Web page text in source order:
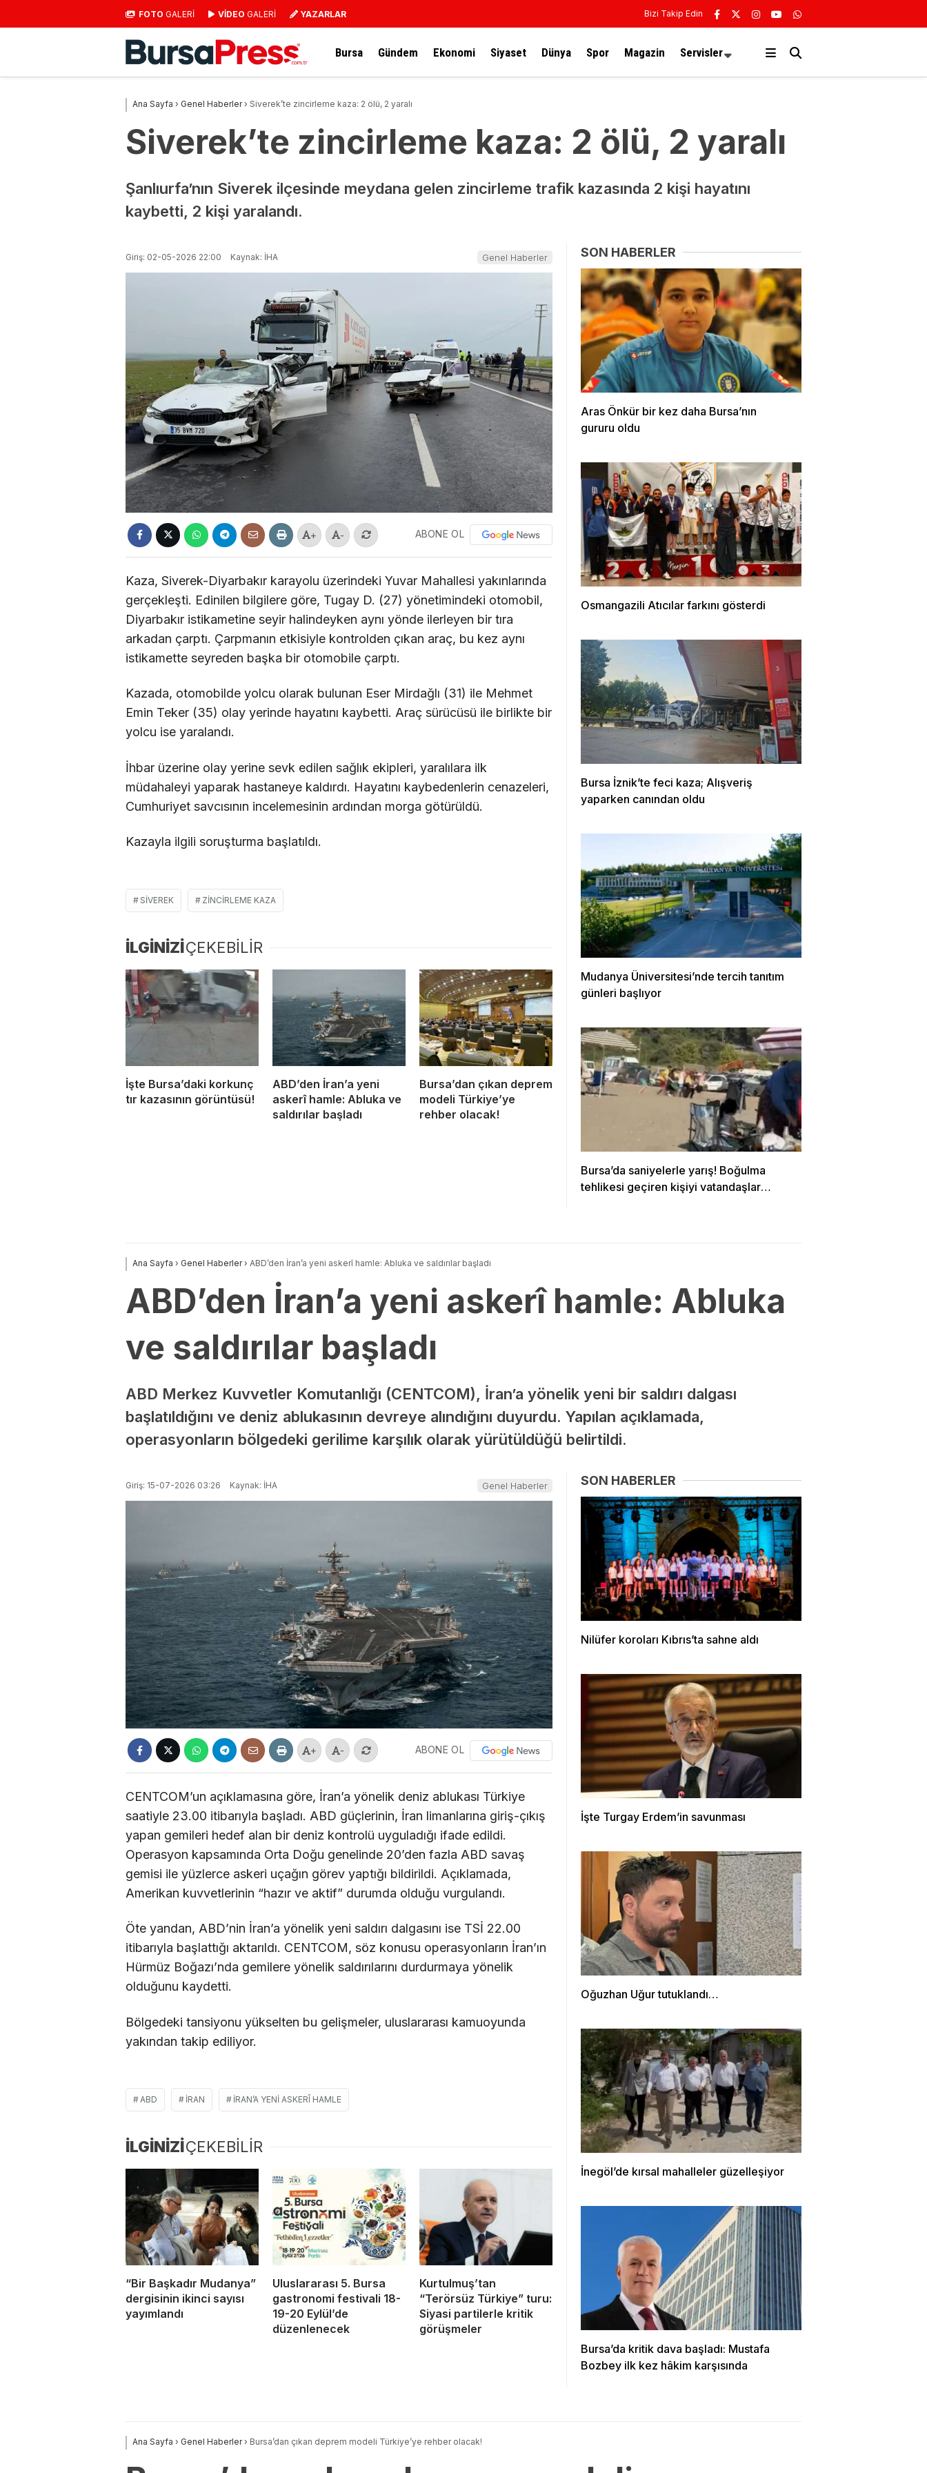
FOTO GALERİ VİDEO GALERİ YAZARLAR Bizi Takip Edin
Bursa Gündem Ekonomi Siyaset Dünya Spor Magazin Servisler
Ana Sayfa › Genel Haberler› Siverek’te zincirleme kaza: 2 ölü, 2 yaralı
Siverek’te zincirleme kaza: 2 ölü, 2 yaralı
Şanlıurfa’nın Siverek ilçesinde meydana gelen zincirleme trafik kazasında 2 kişi hayatını
kaybetti, 2 kişi yaralandı.
Giriş: 02-05-2026 22:00 Kaynak: İHA Genel Haberler
+ - ABONE OL
Kaza, Siverek-Diyarbakır karayolu üzerindeki Yuvar Mahallesi yakınlarında
gerçekleşti. Edinilen bilgilere göre, Tugay D. (27) yönetimindeki otomobil,
Diyarbakır istikametine seyir halindeyken aynı yönde ilerleyen bir tıra
arkadan çarptı. Çarpmanın etkisiyle kontrolden çıkan araç, bu kez aynı
istikamette seyreden başka bir otomobile çarptı.
Kazada, otomobilde yolcu olarak bulunan Eser Mirdağlı (31) ile Mehmet
Emin Teker (35) olay yerinde hayatını kaybetti. Araç sürücüsü ile birlikte bir
yolcu ise yaralandı.
İhbar üzerine olay yerine sevk edilen sağlık ekipleri, yaralılara ilk
müdahaleyi yaparak hastaneye kaldırdı. Hayatını kaybedenlerin cenazeleri,
Cumhuriyet savcısının incelemesinin ardından morga götürüldü.
Kazayla ilgili soruşturma başlatıldı.
SIVEREK ZINCIRLEME KAZA
İLGİNİZİÇEKEBİLİR
İşte Bursa’daki korkunç
tır kazasının görüntüsü!
ABD’den İran’a yeni
askerî hamle: Abluka ve
saldırılar başladı
Bursa’dan çıkan deprem
modeli Türkiye’ye
rehber olacak!
SON HABERLER
Aras Önkür bir kez daha Bursa’nın
gururu oldu
Osmangazili Atıcılar farkını gösterdi
Bursa İznik’te feci kaza; Alışveriş
yaparken canından oldu
Mudanya Üniversitesi’nde tercih tanıtım
günleri başlıyor
Bursa’da saniyelerle yarış! Boğulma
tehlikesi geçiren kişiyi vatandaşlar
Ana Sayfa › Genel Haberler› ABD’den İran’a yeni askerî hamle: Abluka ve saldırılar başladı
ABD’den İran’a yeni askerî hamle: Abluka
ve saldırılar başladı
ABD Merkez Kuvvetler Komutanlığı (CENTCOM), İran’a yönelik yeni bir saldırı dalgası
başlatıldığını ve deniz ablukasının devreye alındığını duyurdu. Yapılan açıklamada,
operasyonların bölgedeki gerilime karşılık olarak yürütüldüğü belirtildi.
Giriş: 15-07-2026 03:26 Kaynak: İHA Genel Haberler
+ - ABONE OL
CENTCOM’un açıklamasına göre, İran’a yönelik deniz ablukası Türkiye
saatiyle 23.00 itibarıyla başladı. ABD güçlerinin, İran limanlarına giriş-çıkış
yapan gemileri hedef alan bir deniz kontrolü uyguladığı ifade edildi.
Operasyon kapsamında Orta Doğu genelinde 20’den fazla ABD savaş
gemisi ile yüzlerce askeri uçağın görev yaptığı bildirildi. Açıklamada,
Amerikan kuvvetlerinin “hazır ve aktif” durumda olduğu vurgulandı.
Öte yandan, ABD’nin İran’a yönelik yeni saldırı dalgasını ise TSİ 22.00
itibarıyla başlattığı aktarıldı. CENTCOM, söz konusu operasyonların İran’ın
Hürmüz Boğazı’nda gemilere yönelik saldırılarını durdurmaya yönelik
olduğunu kaydetti.
Bölgedeki tansiyonu yükselten bu gelişmeler, uluslararası kamuoyunda
yakından takip ediliyor.
ABD İRAN İRAN’A YENI ASKERÎ HAMLE
İLGİNİZİÇEKEBİLİR
“Bir Başkadır Mudanya”
dergisinin ikinci sayısı
yayımlandı
Uluslararası 5. Bursa
gastronomi festivali 18-
19-20 Eylül’de
düzenlenecek
Kurtulmuş’tan
“Terörsüz Türkiye” turu:
Siyasi partilerle kritik
görüşmeler
SON HABERLER
Nilüfer koroları Kıbrıs’ta sahne aldı
İşte Turgay Erdem’in savunması
Oğuzhan Uğur tutuklandı…
İnegöl’de kırsal mahalleler güzelleşiyor
Bursa’da kritik dava başladı: Mustafa
Bozbey ilk kez hâkim karşısında
Ana Sayfa › Genel Haberler› Bursa’dan çıkan deprem modeli Türkiye’ye rehber olacak!